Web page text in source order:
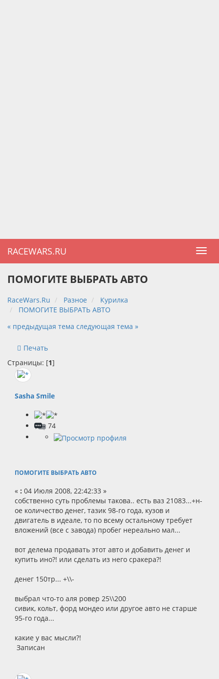
RACEWARS.RU
ПОМОГИТЕ ВЫБРАТЬ АВТО
RaceWars.Ru Разное
Курилка
ПОМОГИТЕ ВЫБРАТЬ АВТО
« предыдущая тема следующая тема »
Печать
Страницы: [1]
Sasha Smile
74
ПОМОГИТЕ ВЫБРАТЬ АВТО
« : 04 Июля 2008, 22:42:33 »
собственно суть проблемы такова.. есть ваз 21083...+н-
ое количество денег, тазик 98-го года, кузов и
двигатель в идеале, то по всему остальному требует
вложений (все с завода) пробег нереально мал...
вот делема продавать этот авто и добавить денег и
купить ино?! или сделать из него сракера?!
денег 150тр... +\\-
выбрал что-то аля ровер 25\\200
сивик, кольт, форд мондео или другое авто не старше
95-го года...
какие у вас мысли?!
Записан